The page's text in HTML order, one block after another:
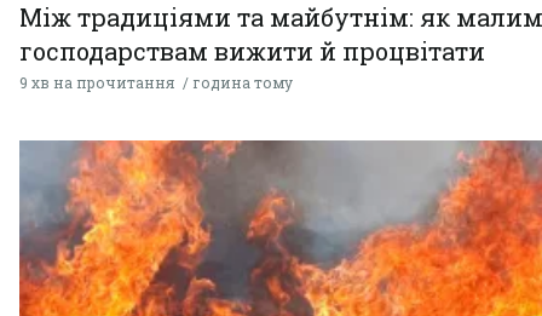
Між традиціями та майбутнім: як малим
господарствам вижити й процвітати
9 хв на прочитання година тому